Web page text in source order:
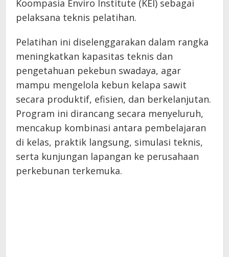
Koompasia Enviro Institute (KEI) sebagai
pelaksana teknis pelatihan.
Pelatihan ini diselenggarakan dalam rangka
meningkatkan kapasitas teknis dan
pengetahuan pekebun swadaya, agar
mampu mengelola kebun kelapa sawit
secara produktif, efisien, dan berkelanjutan.
Program ini dirancang secara menyeluruh,
mencakup kombinasi antara pembelajaran
di kelas, praktik langsung, simulasi teknis,
serta kunjungan lapangan ke perusahaan
perkebunan terkemuka.